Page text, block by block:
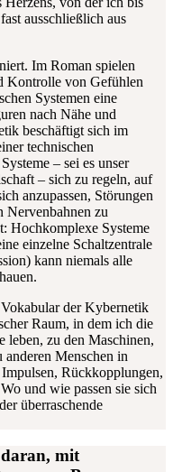
ausschließlich aus
Im Roman spielen
Kontrolle von Gefühlen
Systemen eine
nach Nähe und
beschäftigt sich im
technischen
– sei es unser
– sich zu regeln, auf
anzupassen, Störungen
Nervenbahnen zu
Hochkomplexe Systeme
einzelne Schaltzentrale
kann niemals alle
der Kybernetik
Raum, in dem ich die
leben, zu den Maschinen,
Menschen in
Rückkopplungen,
und wie passen sie sich
überraschende
mit